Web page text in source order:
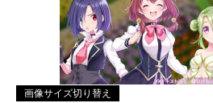
画像サイズ切り替え